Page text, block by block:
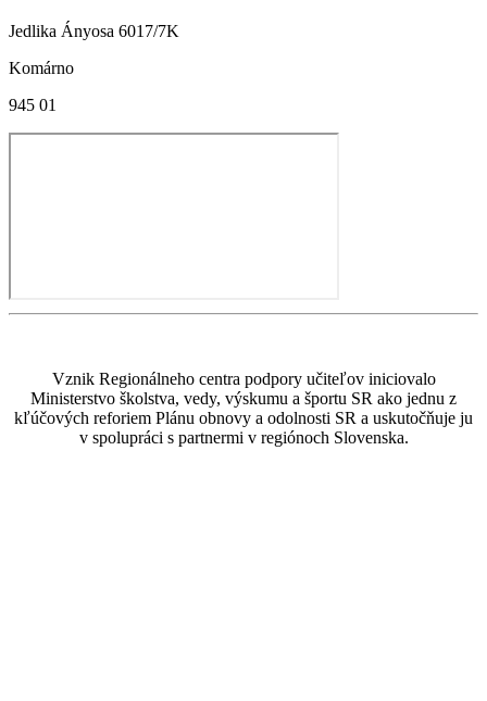
Jedlika Ányosa 6017/7K
Komárno
945 01
Vznik Regionálneho centra podpory učiteľov iniciovalo
Ministerstvo školstva, vedy, výskumu a športu SR ako jednu z
kľúčových reforiem Plánu obnovy a odolnosti SR a uskutočňuje ju
v spolupráci s partnermi v regiónoch Slovenska.